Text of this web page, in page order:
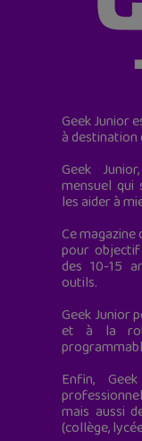
Geek Junior
à destination
Geek
mensuel qui
les aider à
Ce magazine
pour
des 10-15
outils.
Geek Junior
et à la
Enfin,
mais aussi
(collège,